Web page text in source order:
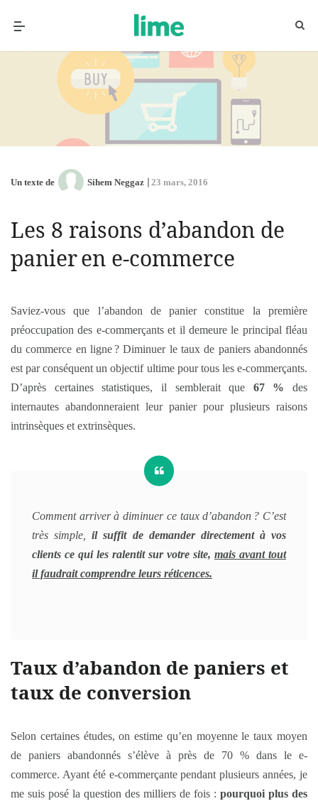
Un texte de Sihem Neggaz 23 mars, 2016
Les 8 raisons d’abandon de
panier en e-commerce
Saviez-vous que l’abandon de panier constitue la première
préoccupation des e-commerçants et il demeure le principal fléau
du commerce en ligne ? Diminuer le taux de paniers abandonnés
est par conséquent un objectif ultime pour tous les e-commerçants.
D’après certaines statistiques, il semblerait que 67 % des
internautes abandonneraient leur panier pour plusieurs raisons
intrinsèques et extrinsèques.
Comment arriver à diminuer ce taux d’abandon ? C’est
très simple,il suffit de demander directement à vos
clients ce qui les ralentit sur votre site, mais avant tout
il faudrait comprendre leurs réticences.
Taux d’abandon de paniers et
taux de conversion
Selon certaines études, on estime qu’en moyenne le taux moyen
de paniers abandonnés s’élève à près de 70 % dans le e-
commerce. Ayant été e-commerçante pendant plusieurs années, je
me suis posé la question des milliers de fois : pourquoi plus des